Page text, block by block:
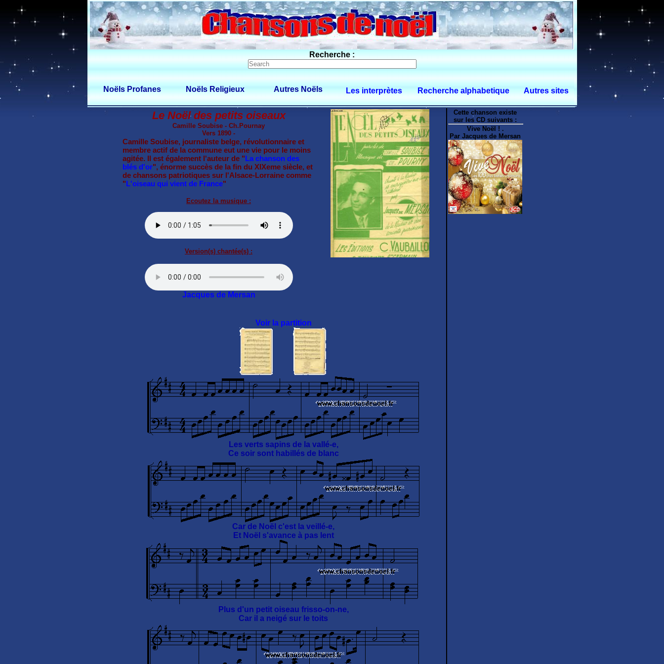
Recherche :
Noëls Profanes Noëls Religieux Autres Noëls Les interprètes Recherche alphabetique Autres sites
Le Noël des petits oiseaux
Camille Soubise - Ch.Pournay
Vers 1890 -
Camille Soubise, journaliste belge, révolutionnaire et
membre actif de la commune eut une vie pour le moins
agitée. Il est également l'auteur de "La chanson des
blés d'or", énorme succès de la fin du XIXeme siècle, et
de chansons patriotiques sur l'Alsace-Lorraine comme
"L'oiseau qui vient de France"
Ecoutez la musique :
Version(s) chantée(s) :
Jacques de Mersan
Voir la partition
Les verts sapins de la vallé-e,
Ce soir sont habillés de blanc
Car de Noël c'est la veillé-e,
Et Noël s'avance à pas lent
Plus d'un petit oiseau frisso-on-ne,
Car il a neigé sur le toits
Cette chanson existe
sur les CD suivants :
Vive Noël ! .
Par Jacques de Mersan